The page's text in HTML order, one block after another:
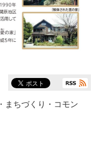
ちづくり・コモン